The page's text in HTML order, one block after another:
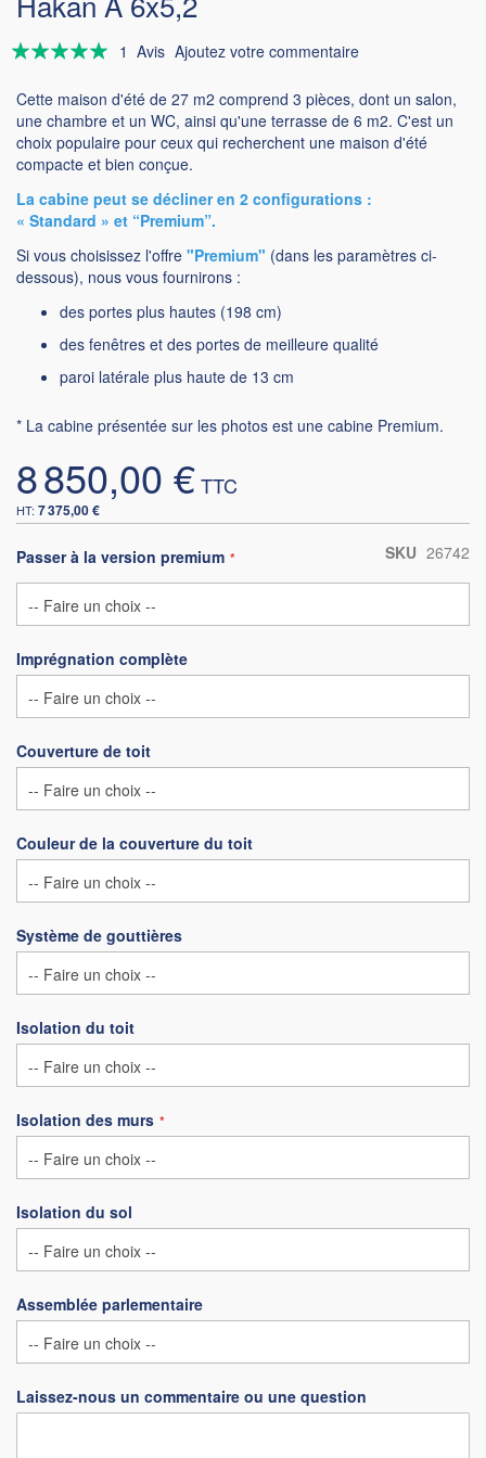
Évaluation:
1 Avis Ajoutez votre commentaire
Cette maison d'été de 27 m2 comprend 3 pièces, dont un salon,
une chambre et un WC, ainsi qu'une terrasse de 6 m2. C'est un
choix populaire pour ceux qui recherchent une maison d'été
compacte et bien conçue.
La cabine peut se décliner en 2 configurations :
« Standard » et “Premium”.
Si vous choisissez l'offre "Premium" (dans les paramètres ci-
dessous), nous vous fournirons :
des portes plus hautes (198 cm)
des fenêtres et des portes de meilleure qualité
paroi latérale plus haute de 13 cm
* La cabine présentée sur les photos est une cabine Premium.
8 850,00 €
7 375,00 €
SKU 26742
Passer à la version premium
Imprégnation complète
Couverture de toit
Couleur de la couverture du toit
Système de gouttières
Isolation du toit
Isolation des murs
Isolation du sol
Assemblée parlementaire
Laissez-nous un commentaire ou une question